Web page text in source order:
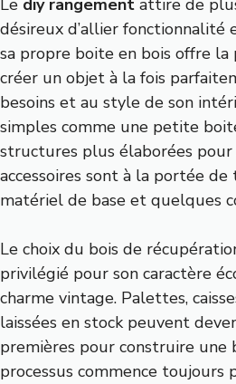
Le diy rangement attire de
désireux d’allier fonctionnalité
sa propre boite en bois offre
créer un objet à la fois
besoins et au style de son
simples comme une petite
structures plus élaborées
accessoires sont à la portée
matériel de base et quelques
Le choix du bois de
privilégié pour son caractère
charme vintage. Palettes,
laissées en stock peuvent
premières pour construire une
processus commence toujours